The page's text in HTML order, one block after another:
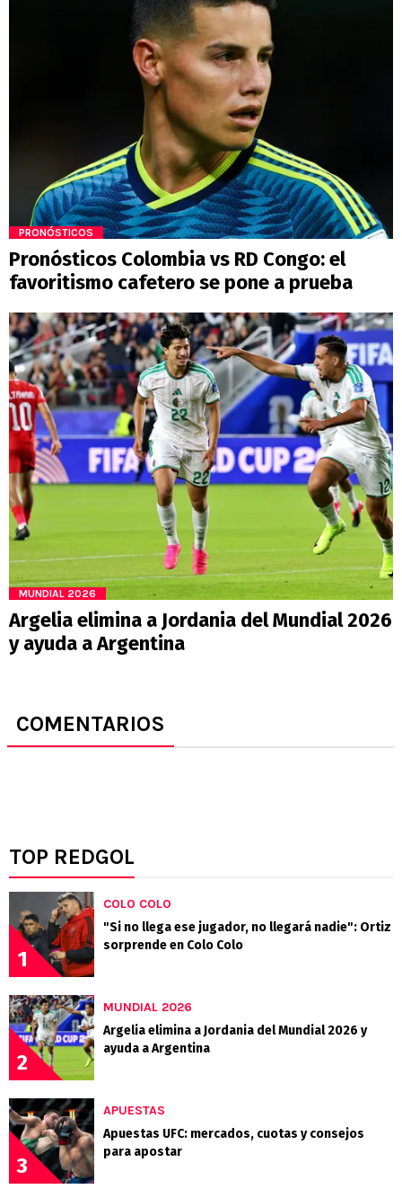
PRONÓSTICOS
Pronósticos Colombia vs RD Congo: el
favoritismo cafetero se pone a prueba
MUNDIAL 2026
Argelia elimina a Jordania del Mundial 2026
y ayuda a Argentina
COMENTARIOS
TOP REDGOL
1
COLO COLO
"Si no llega ese jugador, no llegará nadie": Ortiz
sorprende en Colo Colo
2
MUNDIAL 2026
Argelia elimina a Jordania del Mundial 2026 y
ayuda a Argentina
3
APUESTAS
Apuestas UFC: mercados, cuotas y consejos
para apostar